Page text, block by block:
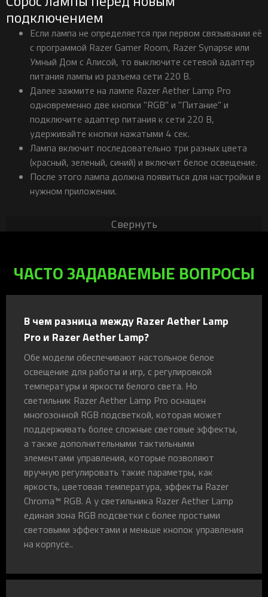
подключением
Если лампа не определяется при первом связывании её
с программой Razer Gamer Room, Razer Synapse или
Умный Дом с Алисой, то выключите сетевой адаптер
питания лампы из разъема сети 220 В.
Далее зажмите на лампе Razer Aether Lamp Pro
одновременно две кнопки "RGB" и "Питание" и
подключите адаптер питания к сети 220 В,
удерживайте кнопки нажатыми 4 сек.
Лампа включит последовательно три разных цвета
(красный, зеленый, синий) и включит белое освещение.
После этого лампа должна появиться для настройки в
нужном приложении.
Свернуть
ЧАСТО ЗАДАВАЕМЫЕ ВОПРОСЫ
В чем разница между Razer Aether Lamp
Pro и Razer Aether Lamp?
Обе модели обеспечивают настольное белое
освещение для работы и игр, с регулировкой
температуры и яркости белого света. Но
светильник Razer Aether Lamp Pro оснащен
многозонной RGB подсветкой, которая может
поддерживать более сложные световые эффекты,
а также дополнительными тактильными
элементами управления, которые позволяют
вручную регулировать такие параметры, как
яркость, цветовая температура, эффекты Razer
Chroma™ RGB. А у светильника Razer Aether Lamp
единая зона RGB подсветки с более простыми
световыми эффектами и меньше кнопок управления
на корпусе..